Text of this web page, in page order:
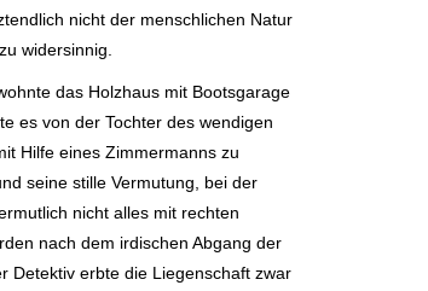
nicht der menschlichen Natur
widersinnig.
das Holzhaus mit Bootsgarage
es von der Tochter des wendigen
Hilfe eines Zimmermanns zu
seine stille Vermutung, bei der
nicht alles mit rechten
nach dem irdischen Abgang der
Detektiv erbte die Liegenschaft zwar